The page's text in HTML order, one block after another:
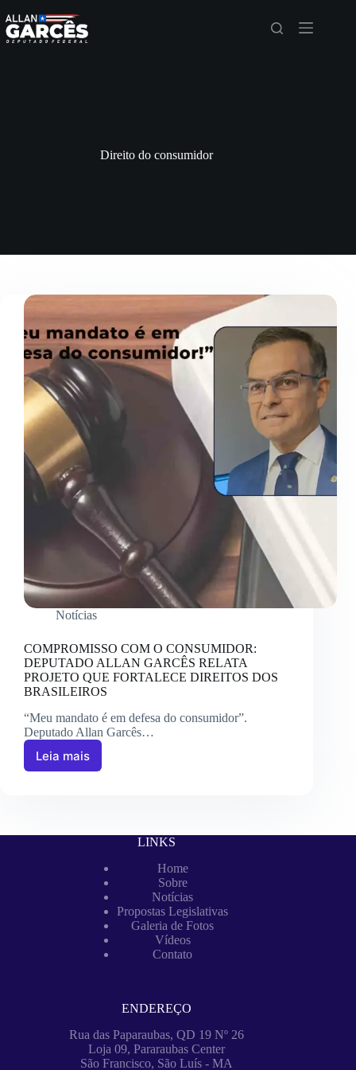
Direito do consumidor
Notícias
COMPROMISSO COM O CONSUMIDOR:
DEPUTADO ALLAN GARCÊS RELATA
PROJETO QUE FORTALECE DIREITOS DOS
BRASILEIROS
“Meu mandato é em defesa do consumidor”.
Deputado Allan Garcês…
Leia mais
LINKS
Home
Sobre
Notícias
Propostas Legislativas
Galeria de Fotos
Vídeos
Contato
ENDEREÇO
Rua das Paparaubas, QD 19 Nº 26
Loja 09, Pararaubas Center
São Francisco, São Luís - MA